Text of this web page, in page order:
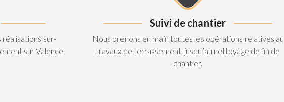
réalisations sur-
sur Valence
Suivi de chantier
Nous prenons en main toutes les opérations relatives au
travaux de terrassement, jusqu’au nettoyage de fin de
chantier.